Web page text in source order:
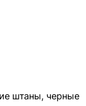
штаны, черные